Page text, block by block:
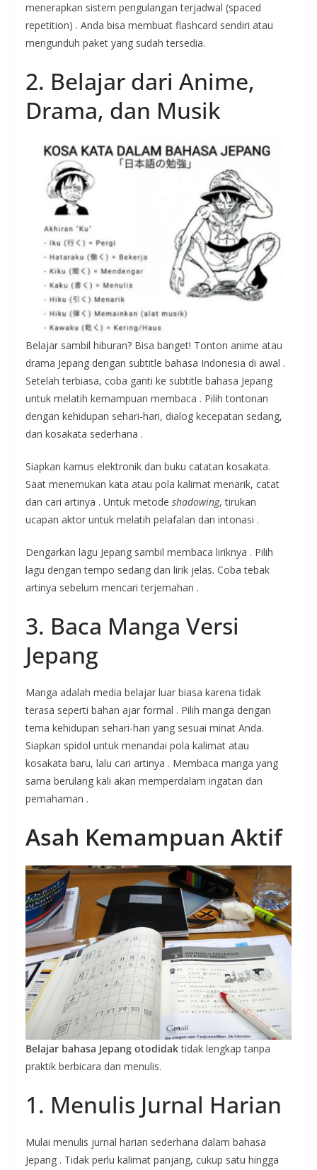
menerapkan sistem pengulangan terjadwal (spaced
repetition) . Anda bisa membuat flashcard sendiri atau
mengunduh paket yang sudah tersedia.
2. Belajar dari Anime,
Drama, dan Musik
Belajar sambil hiburan? Bisa banget! Tonton anime atau
drama Jepang dengan subtitle bahasa Indonesia di awal .
Setelah terbiasa, coba ganti ke subtitle bahasa Jepang
untuk melatih kemampuan membaca . Pilih tontonan
dengan kehidupan sehari-hari, dialog kecepatan sedang,
dan kosakata sederhana .
Siapkan kamus elektronik dan buku catatan kosakata.
Saat menemukan kata atau pola kalimat menarik, catat
dan cari artinya . Untuk metode shadowing, tirukan
ucapan aktor untuk melatih pelafalan dan intonasi .
Dengarkan lagu Jepang sambil membaca liriknya . Pilih
lagu dengan tempo sedang dan lirik jelas. Coba tebak
artinya sebelum mencari terjemahan .
3. Baca Manga Versi
Jepang
Manga adalah media belajar luar biasa karena tidak
terasa seperti bahan ajar formal . Pilih manga dengan
tema kehidupan sehari-hari yang sesuai minat Anda.
Siapkan spidol untuk menandai pola kalimat atau
kosakata baru, lalu cari artinya . Membaca manga yang
sama berulang kali akan memperdalam ingatan dan
pemahaman .
Asah Kemampuan Aktif
Belajar bahasa Jepang otodidaktidak lengkap tanpa
praktik berbicara dan menulis.
1. Menulis Jurnal Harian
Mulai menulis jurnal harian sederhana dalam bahasa
Jepang . Tidak perlu kalimat panjang, cukup satu hingga